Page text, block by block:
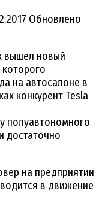
Обновлено
вышел новый
на автосалоне в
конкурент Tesla
полуавтономного
достаточно
на предприятии
в движение